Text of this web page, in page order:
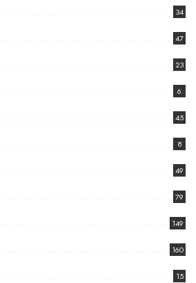
34
47
23
6
45
8
49
79
149
160
15